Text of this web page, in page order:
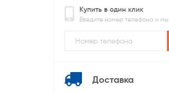
Купить в один клик
Введите номер телефона и
Доставка